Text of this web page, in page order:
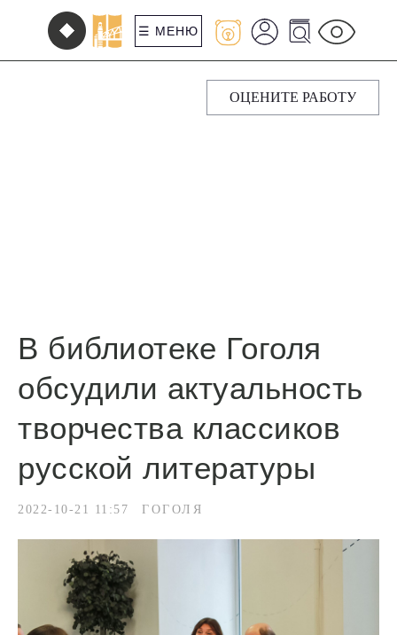
☰ МЕНЮ
ОЦЕНИТЕ РАБОТУ
В библиотеке Гоголя
обсудили актуальность
творчества классиков
русской литературы
2022-10-21 11:57 ГОГОЛЯ